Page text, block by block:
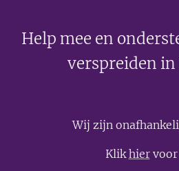
Help mee en
verspreiden in
Wij zijn
Klikhiervoor